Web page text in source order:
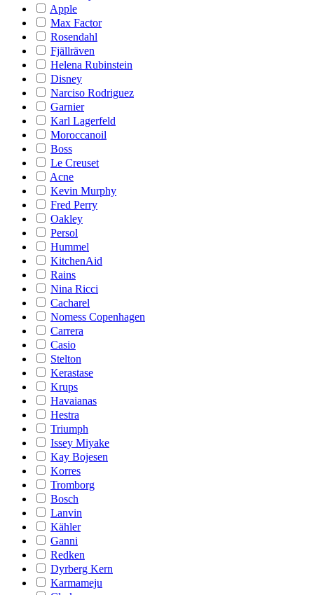
Apple
Max Factor
Rosendahl
Fjällräven
Helena Rubinstein
Disney
Narciso Rodriguez
Garnier
Karl Lagerfeld
Moroccanoil
Boss
Le Creuset
Acne
Kevin Murphy
Fred Perry
Oakley
Persol
Hummel
KitchenAid
Rains
Nina Ricci
Cacharel
Nomess Copenhagen
Carrera
Casio
Stelton
Kerastase
Krups
Havaianas
Hestra
Triumph
Issey Miyake
Kay Bojesen
Korres
Tromborg
Bosch
Lanvin
Kähler
Ganni
Redken
Dyrberg Kern
Karmameju